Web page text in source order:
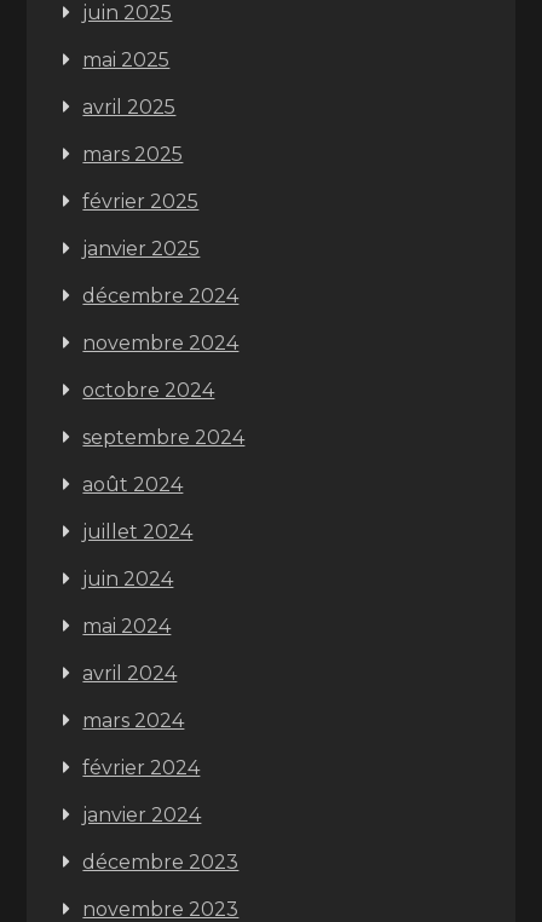
juin 2025
mai 2025
avril 2025
mars 2025
février 2025
janvier 2025
décembre 2024
novembre 2024
octobre 2024
septembre 2024
août 2024
juillet 2024
juin 2024
mai 2024
avril 2024
mars 2024
février 2024
janvier 2024
décembre 2023
novembre 2023